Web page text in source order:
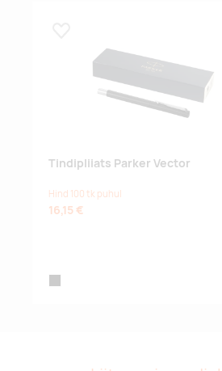
Tindipliiats Parker Vector
Hind 100 tk puhul
16,15 €